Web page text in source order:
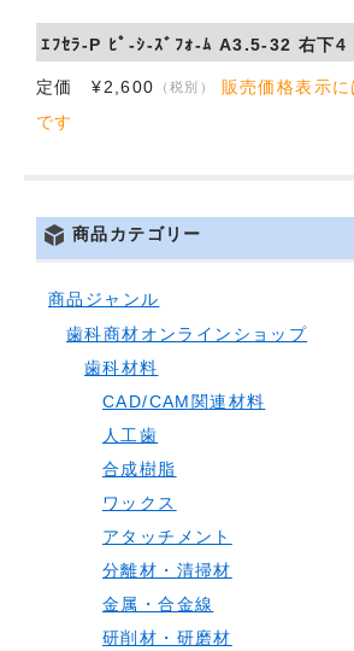
ｴﾌｾﾗ-P ﾋﾟ-ｼ-ｽﾞﾌｫ-ﾑ A3.5-32 右下4
定価 ¥2,600 （税別）
販売価格表示
です
商品カテゴリー
商品ジャンル
歯科商材オンラインショップ
歯科材料
CAD/CAM関連材料
人工歯
合成樹脂
ワックス
アタッチメント
分離材・清掃材
金属・合金線
研削材・研磨材